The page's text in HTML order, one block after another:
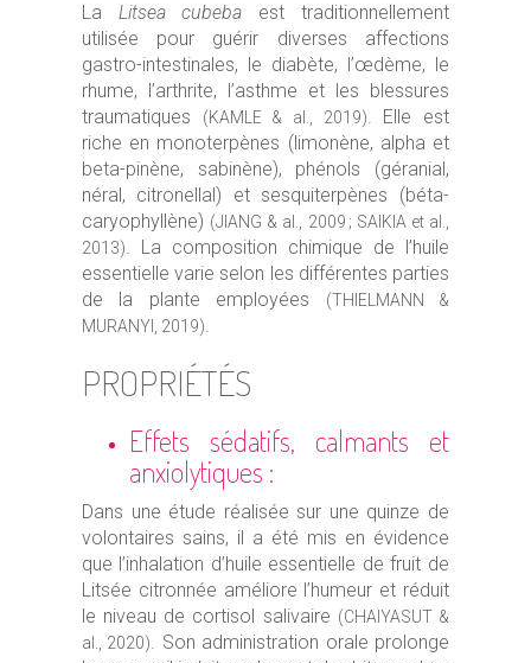
La Litsea cubeba est traditionnellement
utilisée pour guérir diverses affections
gastro-intestinales, le diabète, l’œdème, le
rhume, l’arthrite, l’asthme et les blessures
traumatiques
(KAMLE & al., 2019). Elle est
riche en monoterpènes (limonène, alpha et
beta-pinène, sabinène), phénols (géranial,
néral, citronellal) et sesquiterpènes (béta-
caryophyllène) (JIANG & al., 2009 ; SAIKIA et al.,
2013). La composition chimique de l’huile
essentielle varie selon les différentes parties
de la plante employées
(THIELMANN &
MURANYI, 2019).
PROPRIÉTÉS
Effets sédatifs, calmants et
anxiolytiques :
Dans une étude réalisée sur une quinze de
volontaires sains, il a été mis en évidence
que l’inhalation d’huile essentielle de fruit de
Litsée citronnée améliore l’humeur et réduit
le niveau de cortisol salivaire (CHAIYASUT &
al., 2020). Son administration orale prolonge